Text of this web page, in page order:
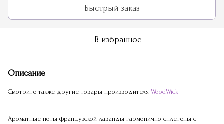
Быстрый заказ
В избранное
Описание
Смотрите также другие товары производителя WoodWick
Ароматные ноты французской лаванды гармонично сплетены с